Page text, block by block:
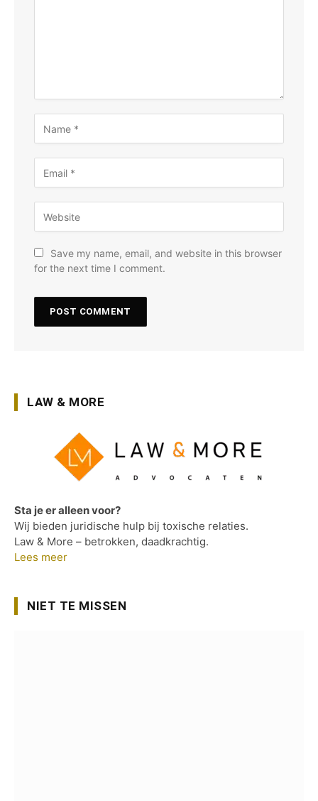
Save my name, email, and website in this browser
for the next time I comment.
LAW & MORE
Sta je er alleen voor?
Wij bieden juridische hulp bij toxische relaties.
Law & More – betrokken, daadkrachtig.
Lees meer
NIET TE MISSEN